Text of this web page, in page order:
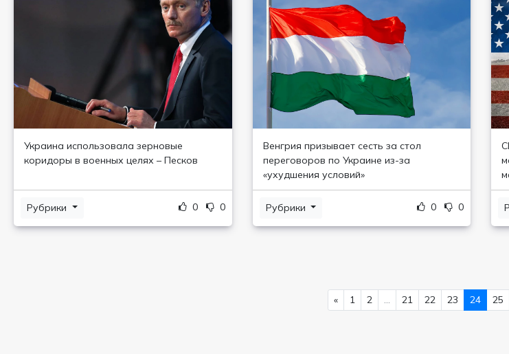
Украина использовала зерновые
коридоры в военных целях – Песков
Рубрики 0 0
Венгрия призывает сесть за стол
переговоров по Украине из-за
«ухудшения условий»
Рубрики 0 0
« 1 2 ... 21 22 23 24 25